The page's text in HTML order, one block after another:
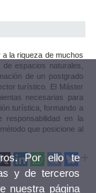
a la riqueza de muchos
espacios naturales,
de un postgrado
turístico. El Máster
necesarias para
turística, formando a
responsabilidad en la
que posicione al
Por ello te
y de terceros
nuestra página